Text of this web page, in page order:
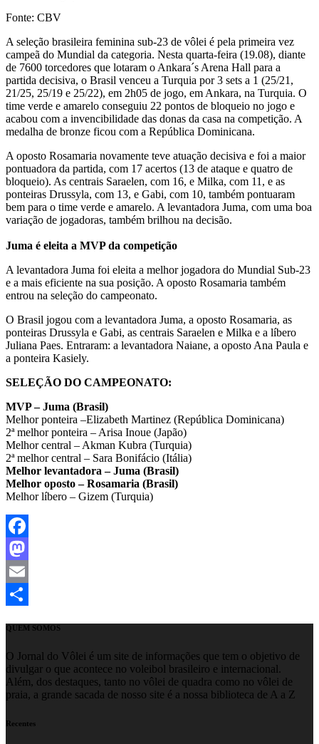
Fonte: CBV
A seleção brasileira feminina sub-23 de vôlei é pela primeira vez
campeã do Mundial da categoria. Nesta quarta-feira (19.08), diante
de 7600 torcedores que lotaram o Ankara´s Arena Hall para a
partida decisiva, o Brasil venceu a Turquia por 3 sets a 1 (25/21,
21/25, 25/19 e 25/22), em 2h05 de jogo, em Ankara, na Turquia. O
time verde e amarelo conseguiu 22 pontos de bloqueio no jogo e
acabou com a invencibilidade das donas da casa na competição. A
medalha de bronze ficou com a República Dominicana.
A oposto Rosamaria novamente teve atuação decisiva e foi a maior
pontuadora da partida, com 17 acertos (13 de ataque e quatro de
bloqueio). As centrais Saraelen, com 16, e Milka, com 11, e as
ponteiras Drussyla, com 13, e Gabi, com 10, também pontuaram
bem para o time verde e amarelo. A levantadora Juma, com uma boa
variação de jogadoras, também brilhou na decisão.
Juma é eleita a MVP da competição
A levantadora Juma foi eleita a melhor jogadora do Mundial Sub-23
e a mais eficiente na sua posição. A oposto Rosamaria também
entrou na seleção do campeonato.
O Brasil jogou com a levantadora Juma, a oposto Rosamaria, as
ponteiras Drussyla e Gabi, as centrais Saraelen e Milka e a líbero
Juliana Paes. Entraram: a levantadora Naiane, a oposto Ana Paula e
a ponteira Kasiely.
SELEÇÃO DO CAMPEONATO:
MVP – Juma (Brasil)
Melhor ponteira –Elizabeth Martinez (República Dominicana)
2ª melhor ponteira – Arisa Inoue (Japão)
Melhor central – Akman Kubra (Turquia)
2ª melhor central – Sara Bonifácio (Itália)
Melhor levantadora – Juma (Brasil)
Melhor oposto – Rosamaria (Brasil)
Melhor líbero – Gizem (Turquia)
Facebook
Mastodon
Email
QUEM SOMOS
O Jornal do Vôlei é um site de informações que tem o objetivo de
divulgar o que acontece no voleibol brasileiro e internacional.
Além, dos destaques, tanto no vôlei de quadra como no vôlei de
praia, a grande sacada de nosso site é a nossa biblioteca de A a Z
Recentes